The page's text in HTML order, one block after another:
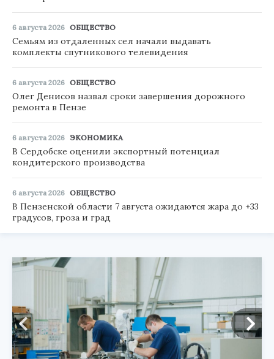
6 августа 2026 ОБЩЕСТВО
Семьям из отдаленных сел начали выдавать
комплекты спутникового телевидения
6 августа 2026 ОБЩЕСТВО
Олег Денисов назвал сроки завершения дорожного
ремонта в Пензе
6 августа 2026 ЭКОНОМИКА
В Сердобске оценили экспортный потенциал
кондитерского производства
6 августа 2026 ОБЩЕСТВО
В Пензенской области 7 августа ожидаются жара до +33
градусов, гроза и град